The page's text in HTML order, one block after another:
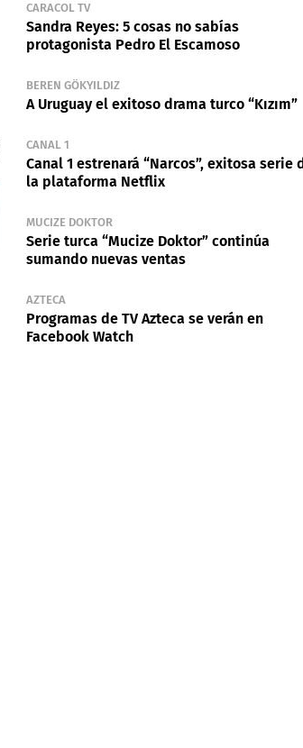
CARACOL TV
Sandra Reyes: 5 cosas no sabías
protagonista Pedro El Escamoso
BEREN GÖKYILDIZ
A Uruguay el exitoso drama turco “Kızım”
CANAL 1
Canal 1 estrenará “Narcos”, exitosa serie
la plataforma Netflix
MUCIZE DOKTOR
Serie turca “Mucize Doktor” continúa
sumando nuevas ventas
AZTECA
Programas de TV Azteca se verán en
Facebook Watch